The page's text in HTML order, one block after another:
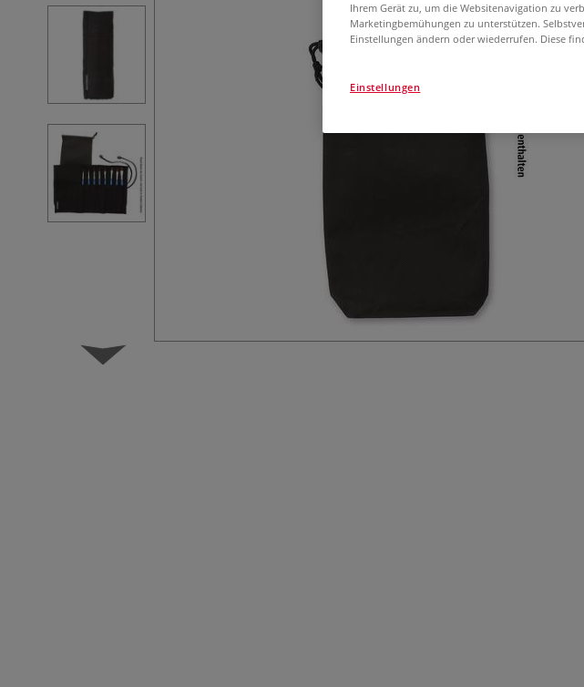
Ihrem Gerät zu, um die Websitenavigation zu
Marketingbemühungen zu unterstützen.
Einstellungen ändern oder wiederrufen. Diese
Einstellungen